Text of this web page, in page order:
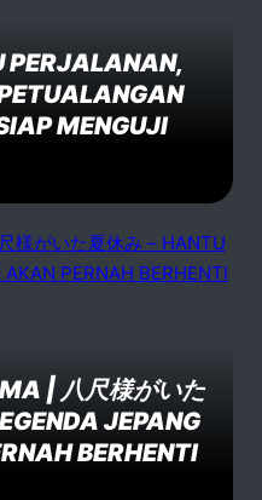
PERJALANAN,
MENGUJI
| 八尺様がいた
JEPANG
BERHENTI